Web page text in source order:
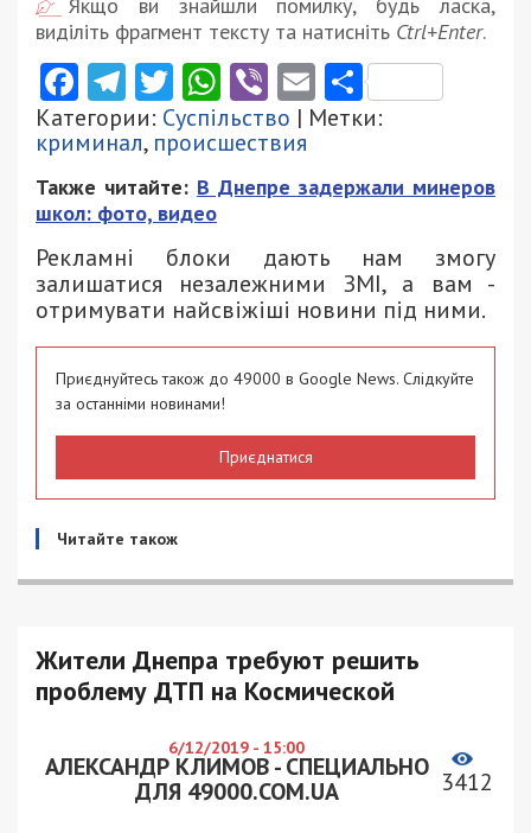
виділіть фрагмент тексту та натисніть Ctrl+Enter.
Facebook
Telegram
Twitter
WhatsApp
ViberEmail
Категории: Суспільство | Метки:
криминал, происшествия
Также читайте: В Днепре задержали минеров
школ: фото, видео
Рекламні блоки дають нам змогу
залишатися незалежними ЗМІ, а вам -
отримувати найсвіжіші новини під ними.
Приєднуйтесь також до 49000 в Google News. Слідкуйте
за останніми новинами!
Приєднатися
Читайте також
Жители Днепра требуют решить
проблему ДТП на Космической
6/12/2019 - 15:00
АЛЕКСАНДР КЛИМОВ - СПЕЦИАЛЬНО
ДЛЯ 49000.COM.UA
3412